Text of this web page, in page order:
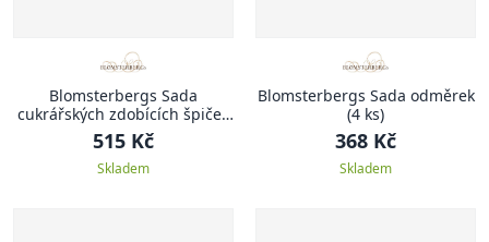
Blomsterbergs Sada
cukrářských zdobících špiček
(24 ks)
515 Kč
Skladem
Blomsterbergs Sada odměrek
(4 ks)
368 Kč
Skladem